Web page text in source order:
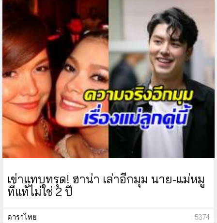
เข่าแทบทรุด! ฮาน่า เล่าอีกมุม นาย-แม่หมู
ที่แท้ไม่ใช่ 2 ปี
ดาราไทย : 5374